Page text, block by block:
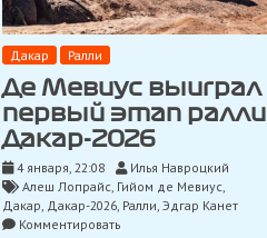
Дакар Ралли
Де Мевиус выиграл
первый этап ралли
Дакар-2026
4 января, 22:08
Илья Навроцкий
Алеш Лопрайс, Гийом де Мевиус,
Дакар, Дакар-2026, Ралли, Эдгар Канет
Комментироватьon